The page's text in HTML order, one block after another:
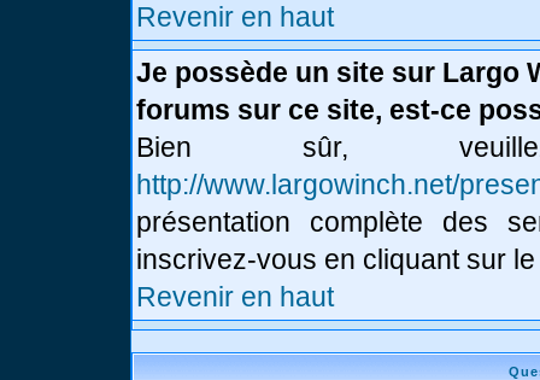
Revenir en haut
Je possède un site sur Largo
forums sur ce site, est-ce
Bien sûr,
http://www.largowinch.net/
présentation complète des
inscrivez-vous en cliquant sur
Revenir en haut